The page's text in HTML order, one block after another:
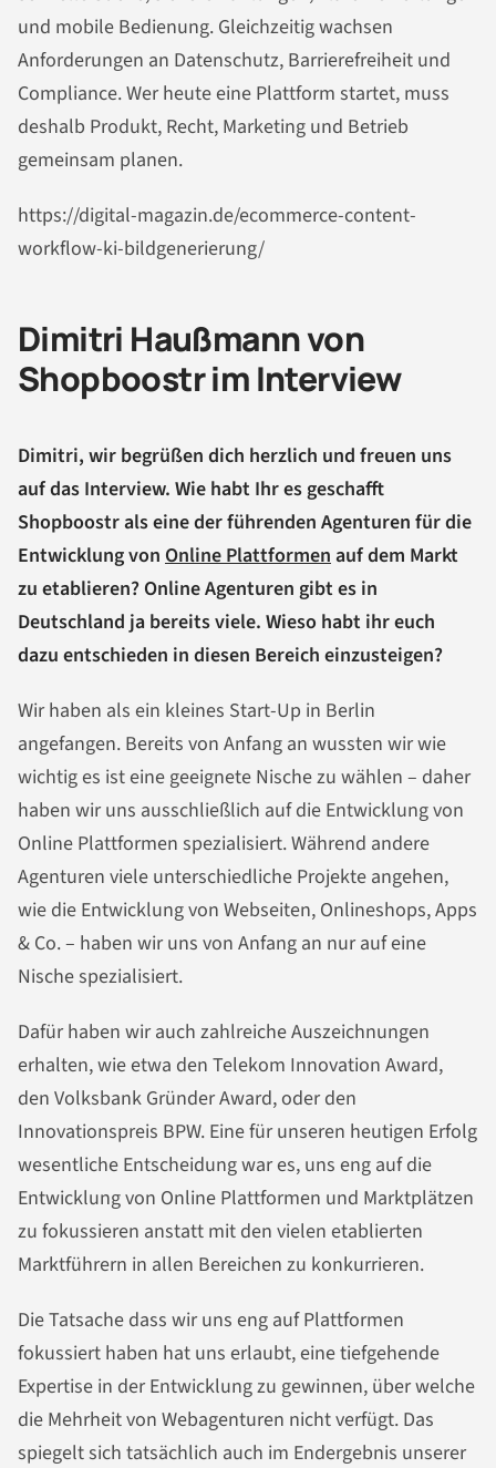
und mobile Bedienung. Gleichzeitig wachsen
Anforderungen an Datenschutz, Barrierefreiheit und
Compliance. Wer heute eine Plattform startet, muss
deshalb Produkt, Recht, Marketing und Betrieb
gemeinsam planen.
https://digital-magazin.de/ecommerce-content-
workflow-ki-bildgenerierung/
Dimitri Haußmann von
Shopboostr im Interview
Dimitri, wir begrüßen dich herzlich und freuen uns
auf das Interview. Wie habt Ihr es geschafft
Shopboostr als eine der führenden Agenturen für die
Entwicklung von Online Plattformenauf dem Markt
zu etablieren? Online Agenturen gibt es in
Deutschland ja bereits viele. Wieso habt ihr euch
dazu entschieden in diesen Bereich einzusteigen?
Wir haben als ein kleines Start-Up in Berlin
angefangen. Bereits von Anfang an wussten wir wie
wichtig es ist eine geeignete Nische zu wählen – daher
haben wir uns ausschließlich auf die Entwicklung von
Online Plattformen spezialisiert. Während andere
Agenturen viele unterschiedliche Projekte angehen,
wie die Entwicklung von Webseiten, Onlineshops, Apps
& Co. – haben wir uns von Anfang an nur auf eine
Nische spezialisiert.
Dafür haben wir auch zahlreiche Auszeichnungen
erhalten, wie etwa den Telekom Innovation Award,
den Volksbank Gründer Award, oder den
Innovationspreis BPW. Eine für unseren heutigen Erfolg
wesentliche Entscheidung war es, uns eng auf die
Entwicklung von Online Plattformen und Marktplätzen
zu fokussieren anstatt mit den vielen etablierten
Marktführern in allen Bereichen zu konkurrieren.
Die Tatsache dass wir uns eng auf Plattformen
fokussiert haben hat uns erlaubt, eine tiefgehende
Expertise in der Entwicklung zu gewinnen, über welche
die Mehrheit von Webagenturen nicht verfügt. Das
spiegelt sich tatsächlich auch im Endergebnis unserer